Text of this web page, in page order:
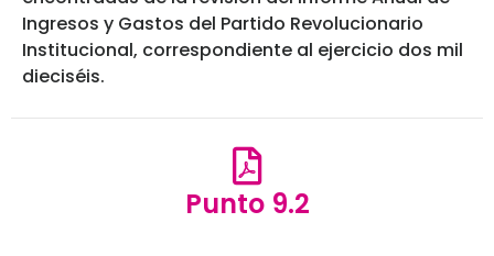
Ingresos y Gastos del Partido Revolucionario
Institucional, correspondiente al ejercicio dos mil
dieciséis.
Punto 9.2